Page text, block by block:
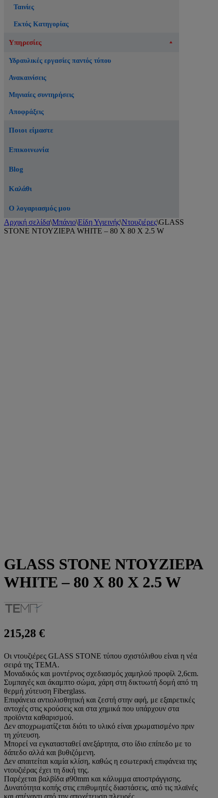
Ταινίες
Εκτός Κατηγορίας
Υπηρεσίες
Υδραυλικές εργασίες παντός τύπου
Ανακαινίσεις
Μηνιαίες συντηρήσεις
Αποφράξεις
Ποιοι είμαστε
Επικοινωνία
Blog
Καλάθι
Ο λογαριασμός μου
Αρχική σελίδα\Μπάνιο\Είδη Υγιεινής\Ντουζιέρες\GLASS
STONE ΝΤΟΥΖΙΕΡΑ WHITE – 80 X 80 X 2.5 W
GLASS STONE ΝΤΟΥΖΙΕΡΑ
WHITE – 80 X 80 X 2.5 W
215,28 €
Οι ντουζιέρες GLASS STONE τύπου σχιστόλιθου είναι η νέα
σειρά της ΤΕΜΑ.
Μοναδικός και μοντέρνος σχεδιασμός χαμηλού προφίλ 2,6cm.
Συμπαγές και άκαμπτο σώμα, χάρη στη δικτυωτή δομή από τη
θερμή χύτευση Fiberglass.
Επιφάνεια αντιολισθητική και ζεστή στην αφή, με εξαιρετικές
αντοχές στις κρούσεις και στα χημικά που υπάρχουν στα
προϊόντα καθαρισμού.
Δεν αποχρωματίζεται διότι το υλικό είναι χρωματισμένο πριν
τη χύτευση.
Μπορεί να εγκατασταθεί ανεξάρτητα, στο ίδιο επίπεδο με το
δάπεδο αλλά και βυθιζόμενη.
Δεν απαιτείται καμία κλίση, καθώς η εσωτερική επιφάνεια της
ντουζιέρας έχει τη δική της.
Παρέχεται βαλβίδα ø90mm και κάλυμμα αποστράγγισης.
Δυνατότητα κοπής στις επιθυμητές διαστάσεις, από τις πλαϊνές